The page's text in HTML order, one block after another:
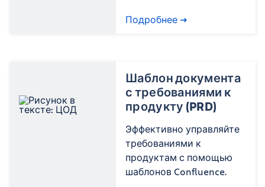
Подробнее
Шаблон документа
с требованиями к
продукту (PRD)
Эффективно управляйте
требованиями к
продуктам с помощью
шаблонов Confluence.